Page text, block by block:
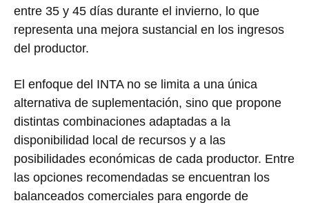
entre 35 y 45 días durante el invierno, lo que
representa una mejora sustancial en los ingresos
del productor.
El enfoque del INTA no se limita a una única
alternativa de suplementación, sino que propone
distintas combinaciones adaptadas a la
disponibilidad local de recursos y a las
posibilidades económicas de cada productor. Entre
las opciones recomendadas se encuentran los
balanceados comerciales para engorde de